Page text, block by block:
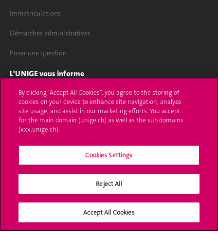
Immatriculations
Démarches administratives
Poser une question
L'UNIGE vous informe
UNIGE Mobile
Médias
Offres d'emploi
Calendrier académique
Médias sociaux UNIGE
By clicking “Accept All Cookies”, you agree to the storing of
cookies on your device to enhance site navigation, analyze
site usage, and assist in our marketing efforts. You accept
for the main domain (unige.ch) as well as the sub domains
(xxx.unige.ch).
Cookies Settings
Reject All
Accept All Cookies